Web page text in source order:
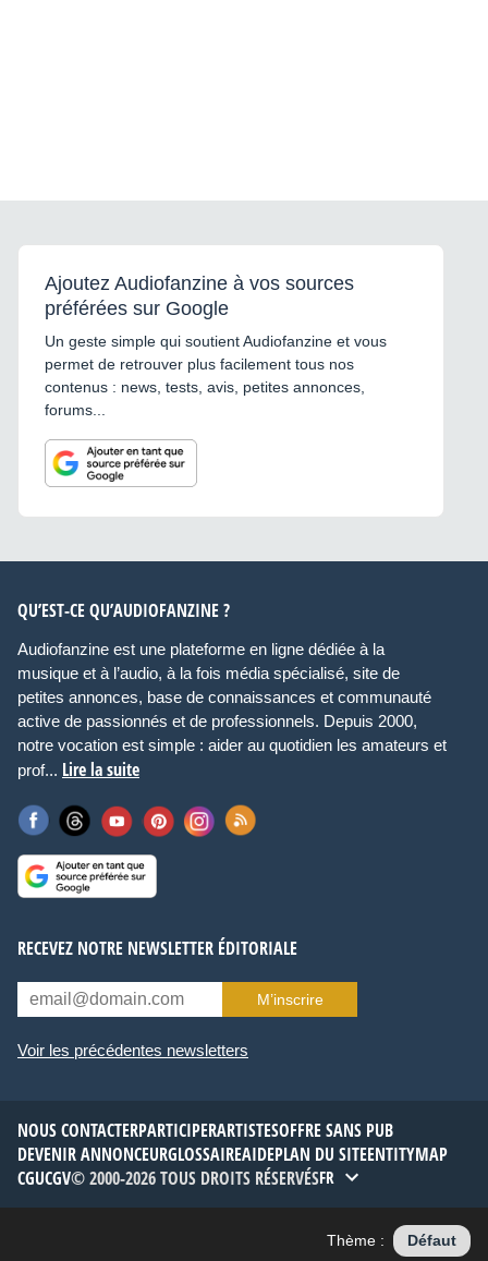
Ajoutez Audiofanzine à vos sources
préférées sur Google
Un geste simple qui soutient Audiofanzine et vous
permet de retrouver plus facilement tous nos
contenus : news, tests, avis, petites annonces,
forums...
QU’EST-CE QU’AUDIOFANZINE ?
Audiofanzine est une plateforme en ligne dédiée à la
musique et à l’audio, à la fois média spécialisé, site de
petites annonces, base de connaissances et communauté
active de passionnés et de professionnels. Depuis 2000,
notre vocation est simple : aider au quotidien les amateurs et
prof... Lire la suite
RECEVEZ NOTRE NEWSLETTER ÉDITORIALE
M’inscrire
Voir les précédentes newsletters
NOUS CONTACTERPARTICIPERARTISTESOFFRE SANS PUB
DEVENIR ANNONCEURGLOSSAIREAIDEPLAN DU SITEENTITYMAP
CGUCGV© 2000-2026 TOUS DROITS RÉSERVÉSFR
Thème : Défaut